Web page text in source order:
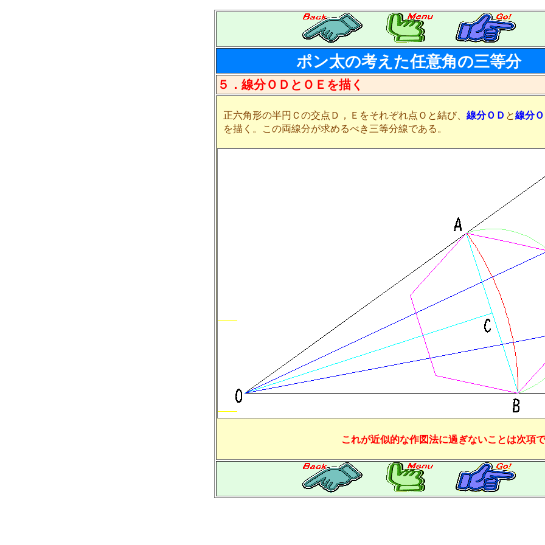
ポン太の考えた任意角の三等分
５．線分ＯＤとＯＥを描く
正六角形の半円Ｃの交点Ｄ，Ｅをそれぞれ点Ｏと結び、 線分ＯＤ と線分Ｏ
を描く。この両線分が求めるべき三等分線である。
これが近似的な作図法に過ぎないことは次項